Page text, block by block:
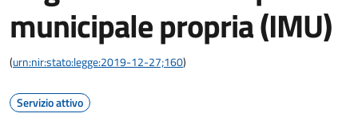
municipale propria (IMU)
(urn:nir:stato:legge:2019-12-27;160)
Servizio attivo